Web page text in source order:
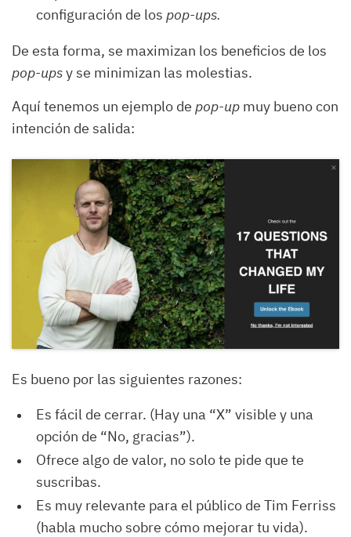
configuración de los pop-ups.
De esta forma, se maximizan los beneficios de los
pop-upsy se minimizan las molestias.
Aquí tenemos un ejemplo de pop-up muy bueno con
intención de salida:
Es bueno por las siguientes razones:
Es fácil de cerrar. (Hay una “X” visible y una
opción de “No, gracias”).
Ofrece algo de valor, no solo te pide que te
suscribas.
Es muy relevante para el público de Tim Ferriss
(habla mucho sobre cómo mejorar tu vida).